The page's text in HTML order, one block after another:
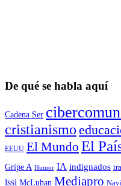
De qué se habla aquí
Cadena Ser
cristianismo
EEUU El Mundo El
Gripe A Humor IA indignados
lssi McLuhan Mediapro